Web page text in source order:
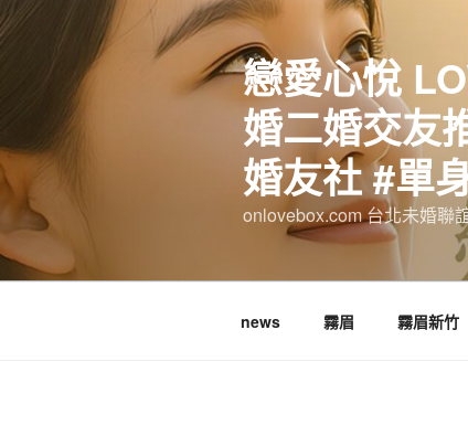
跳
至
容
戀愛心悅
婚二婚交友
婚友社 #單
onlovebox.com 台北未婚聯
news 霧眉 霧眉新竹